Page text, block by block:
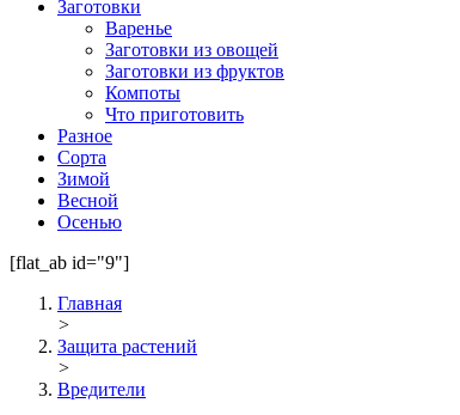
Заготовки
Варенье
Заготовки из овощей
Заготовки из фруктов
Компоты
Что приготовить
Разное
Сорта
Зимой
Весной
Осенью
[flat_ab id="9"]
Главная
>
Защита растений
>
Вредители